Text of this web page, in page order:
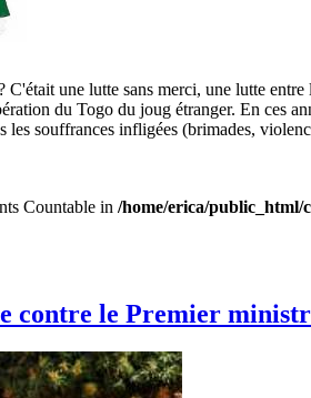
une lutte sans merci, une lutte
du Togo du joug étranger. En
souffrances infligées (brimades,
Countable in /home/erica/public_html/
contre le Premier